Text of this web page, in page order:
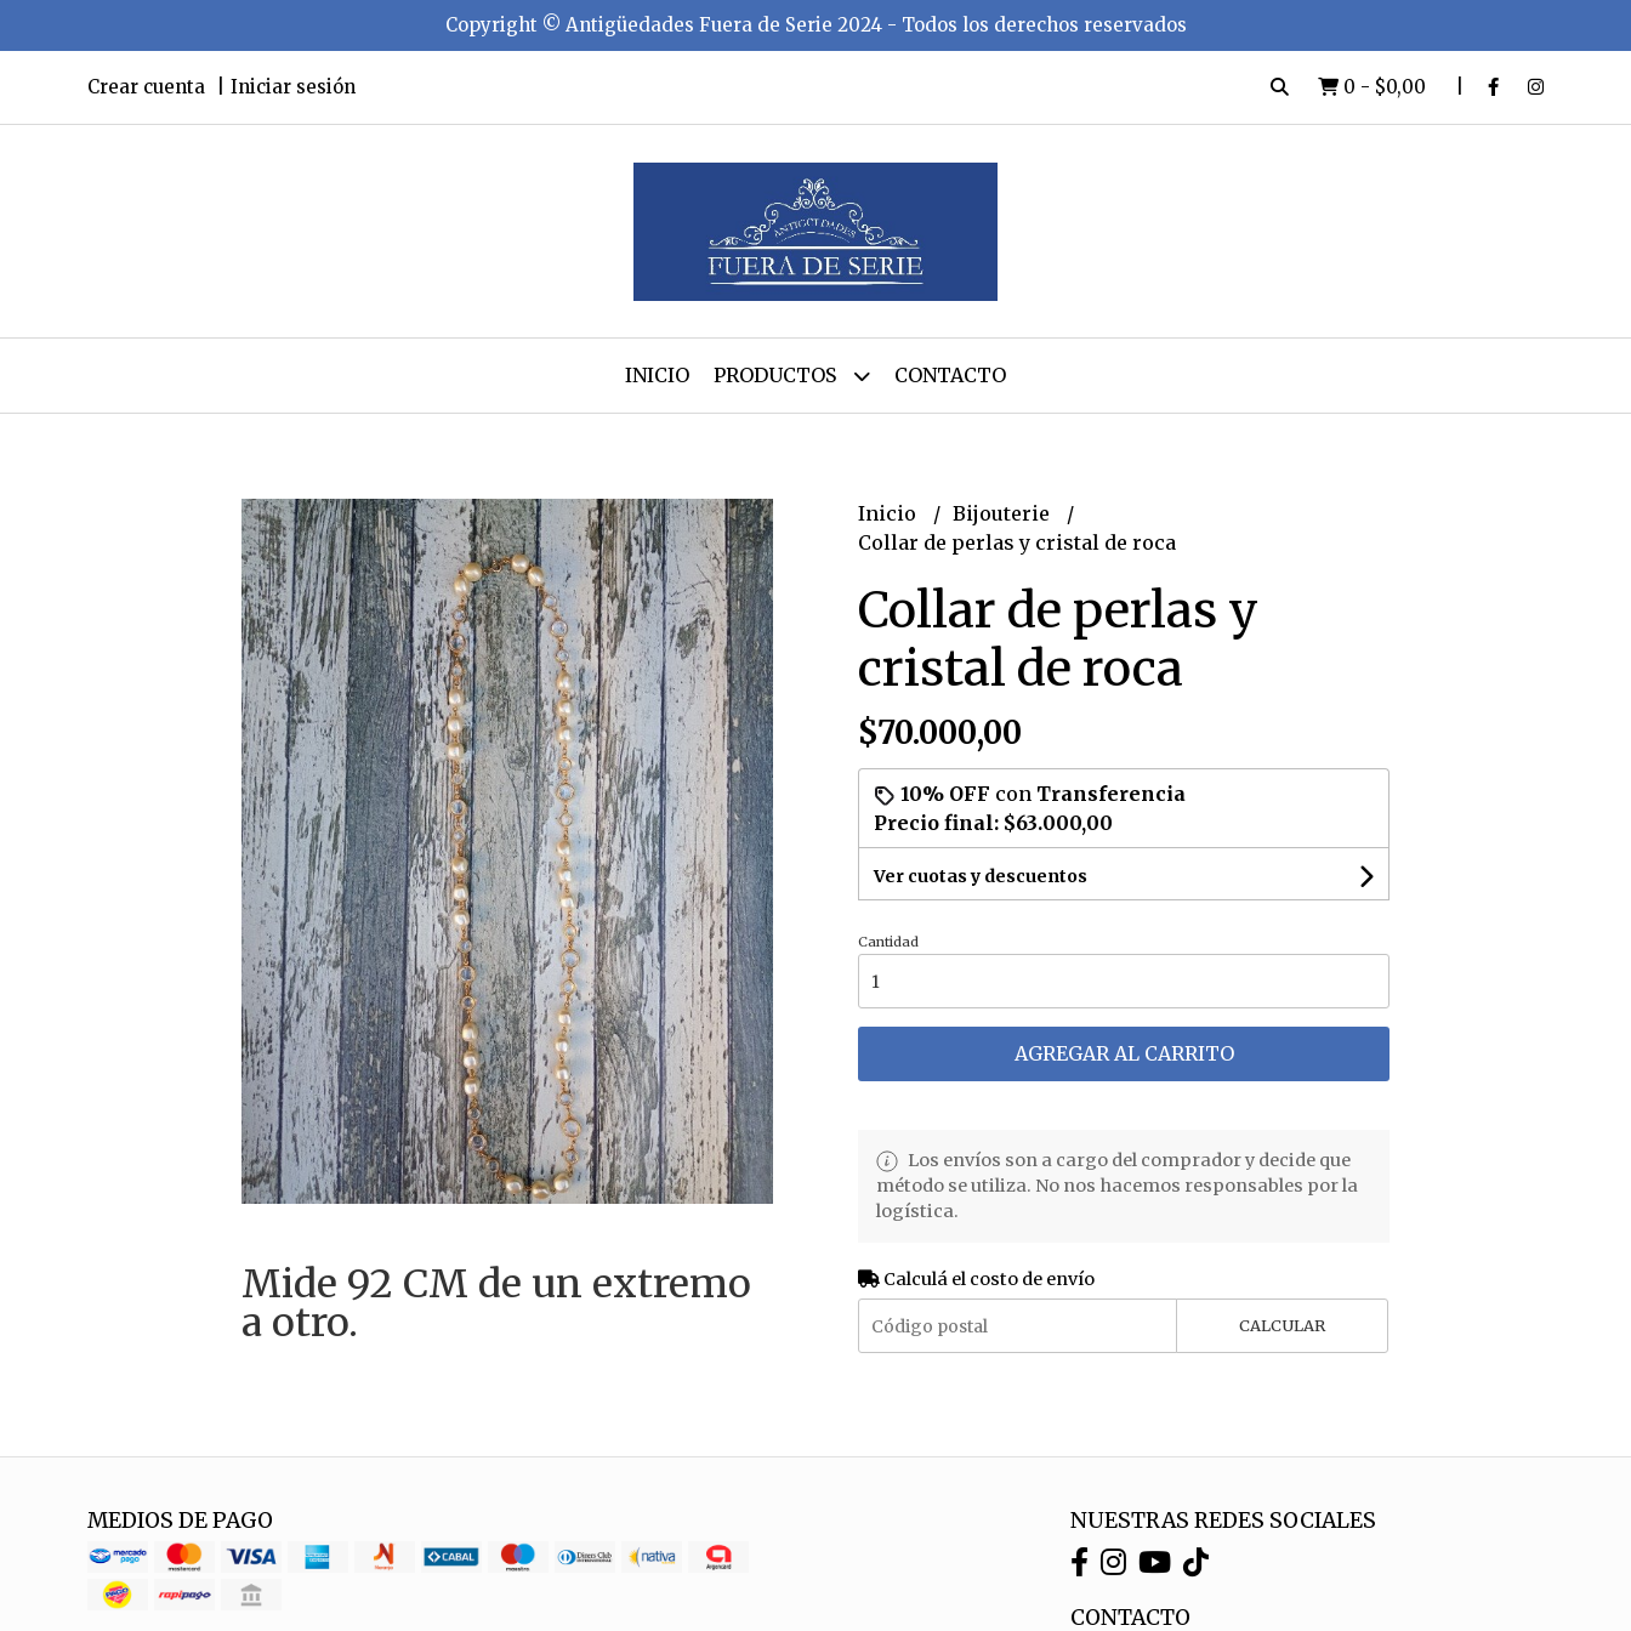
Copyright ©️ Antigüedades Fuera de Serie 2024 - Todos los derechos reservados
Crear cuenta Iniciar sesión 0 - $0,00
INICIO PRODUCTOS CONTACTO
Mide 92 CM de un extremo
a otro.
Inicio
Bijouterie
Collar de perlas y cristal de roca
Collar de perlas y
cristal de roca
$70.000,00
10% OFF con Transferencia
Precio final: $63.000,00
Ver cuotas y descuentos
Cantidad
AGREGAR AL CARRITO
Los envíos son a cargo del comprador y decide que
método se utiliza. No nos hacemos responsables por la
logística.
Calculá el costo de envío
CALCULAR
MEDIOS DE PAGO NUESTRAS REDES SOCIALES
CONTACTO